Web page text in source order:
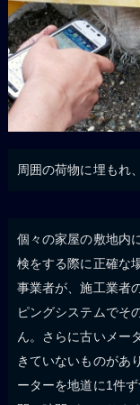
周囲の荷物に埋もれ
個々の家屋の敷地内
検をする際に正確な
事業者が、施工業者
ピングシステムでそ
ん。さらに古いメー
きていないものがあ
ーターを地道に1件